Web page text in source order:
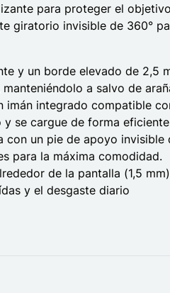
para proteger el
giratorio invisible de 360°
y un borde elevado de 2,5
a salvo de
imán integrado compatible
y se cargue de forma
con un pie de apoyo
para la máxima comodidad.
de la pantalla (1,5
y el desgaste diario